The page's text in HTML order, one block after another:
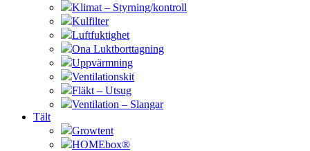
Klimat – Styrning/kontroll
Kulfilter
Luftfuktighet
Ona Luktborttagning
Uppvärmning
Ventilationskit
Fläkt – Utsug
Ventilation – Slangar
Tält
Growtent
HOMEbox®